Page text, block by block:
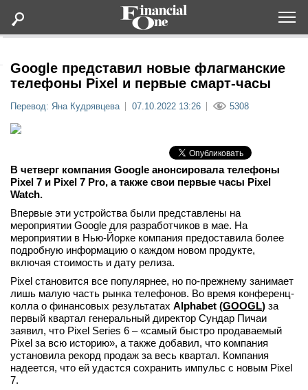
Статьи
Lifestyle
Мероприятия
Новости
Интервью
вконтакте
телеграм
Стать автором
Google представил новые флагманские
телефоны Pixel и первые смарт-часы
Перевод: Яна Кудрявцева 07.10.2022 13:26 5308
В четверг компания Google анонсировала телефоны
Pixel 7 и Pixel 7 Pro, а также свои первые часы Pixel
Watch.
Впервые эти устройства были представлены на
мероприятии Google для разработчиков в мае. На
мероприятии в Нью-Йорке компания предоставила более
подробную информацию о каждом новом продукте,
включая стоимость и дату релиза.
Pixel становится все популярнее, но по-прежнему занимает
лишь малую часть рынка телефонов. Во время конференц-
колла о финансовых результатах Alphabet (GOOGL) за
первый квартал генеральный директор Сундар Пичаи
заявил, что Pixel Series 6 – «самый быстро продаваемый
Pixel за всю историю», а также добавил, что компания
установила рекорд продаж за весь квартал. Компания
надеется, что ей удастся сохранить импульс с новым Pixel
7.